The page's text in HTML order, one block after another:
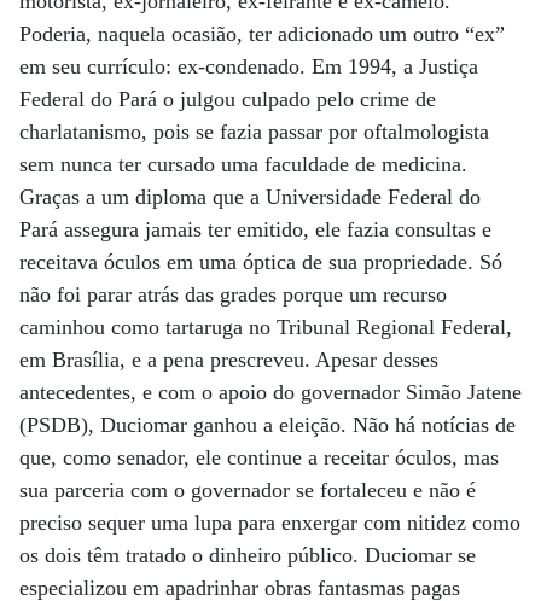
Poderia, naquela ocasião, ter adicionado um outro “ex”
em seu currículo: ex-condenado. Em 1994, a Justiça
Federal do Pará o julgou culpado pelo crime de
charlatanismo, pois se fazia passar por oftalmologista
sem nunca ter cursado uma faculdade de medicina.
Graças a um diploma que a Universidade Federal do
Pará assegura jamais ter emitido, ele fazia consultas e
receitava óculos em uma óptica de sua propriedade. Só
não foi parar atrás das grades porque um recurso
caminhou como tartaruga no Tribunal Regional Federal,
em Brasília, e a pena prescreveu. Apesar desses
antecedentes, e com o apoio do governador Simão Jatene
(PSDB), Duciomar ganhou a eleição. Não há notícias de
que, como senador, ele continue a receitar óculos, mas
sua parceria com o governador se fortaleceu e não é
preciso sequer uma lupa para enxergar com nitidez como
os dois têm tratado o dinheiro público. Duciomar se
especializou em apadrinhar obras fantasmas pagas